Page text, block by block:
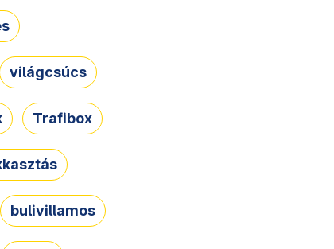
világcsúcs
Trafibox
bulivillamos